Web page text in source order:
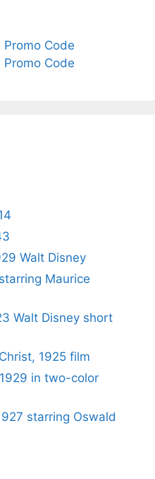
Code
Code
Walt Disney
Maurice
Walt Disney short
1925 film
in two-color
starring Oswald